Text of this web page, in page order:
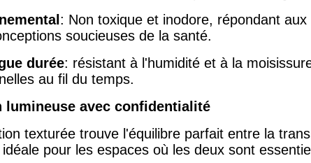
: Non toxique et inodore, répondant
soucieuses de la santé.
durée: résistant à l'humidité et à la
au fil du temps.
lumineuse avec confidentialité
texturée trouve l'équilibre parfait entre la
pour les espaces où les deux sont